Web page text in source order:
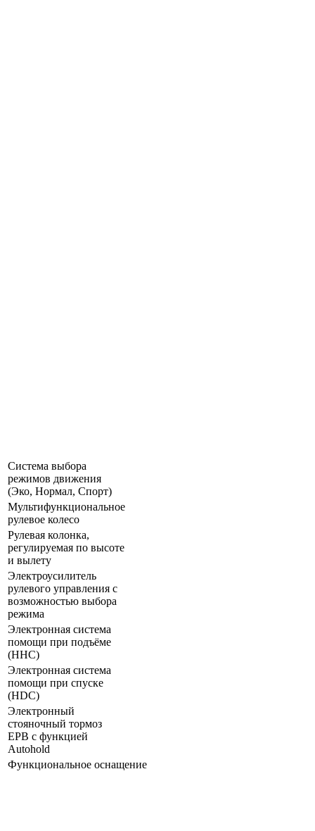
Система выбора
режимов движения
(Эко, Нормал, Спорт)
Мультифункциональное
рулевое колесо
Рулевая колонка,
регулируемая по высоте
и вылету
Электроусилитель
рулевого управления с
возможностью выбора
режима
Электронная система
помощи при подъёме
(HHC)
Электронная система
помощи при спуске
(HDC)
Электронный
стояночный тормоз
EPB с функцией
Autohold
Функциональное оснащение